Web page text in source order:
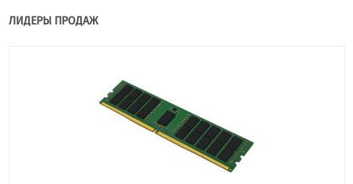
ЛИДЕРЫ ПРОДАЖ